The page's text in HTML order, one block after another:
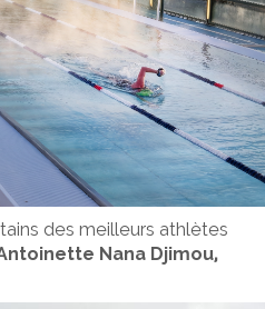
des meilleurs athlètes
Nana Djimou,